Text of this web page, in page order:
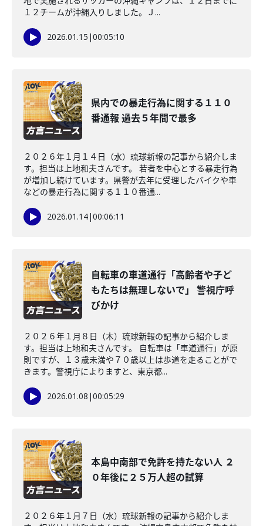
１２チームが沖縄入りしました。Ｊ...
2026.01.15 |00:05:10
県内での暴走行為に関する１１０
番通報 過去５年間で最多
２０２６年１月１４日（水）琉球新報の記事から紹介しま
す。担当は上地和夫さんです。 若者を中心とする暴走行為
が増加し続けています。県警が去年に受理したバイクや車
などの暴走行為に関する１１０番通...
2026.01.14|00:06:11
自転車の車道通行「高齢者や子ど
もたちは無理しないで」 警視庁呼
びかけ
２０２６年１月８日（木）琉球新報の記事から紹介しま
す。担当は上地和夫さんです。 自転車は「車道通行」が原
則ですが、１３歳未満や７０歳以上は歩道を走ることがで
きます。警視庁によりますと、東京都...
2026.01.08 |00:05:29
本島中南部で免許を持たない人 ２
０年後に２５万人超の試算
２０２６年１月７日（水）琉球新報の記事から紹介しま